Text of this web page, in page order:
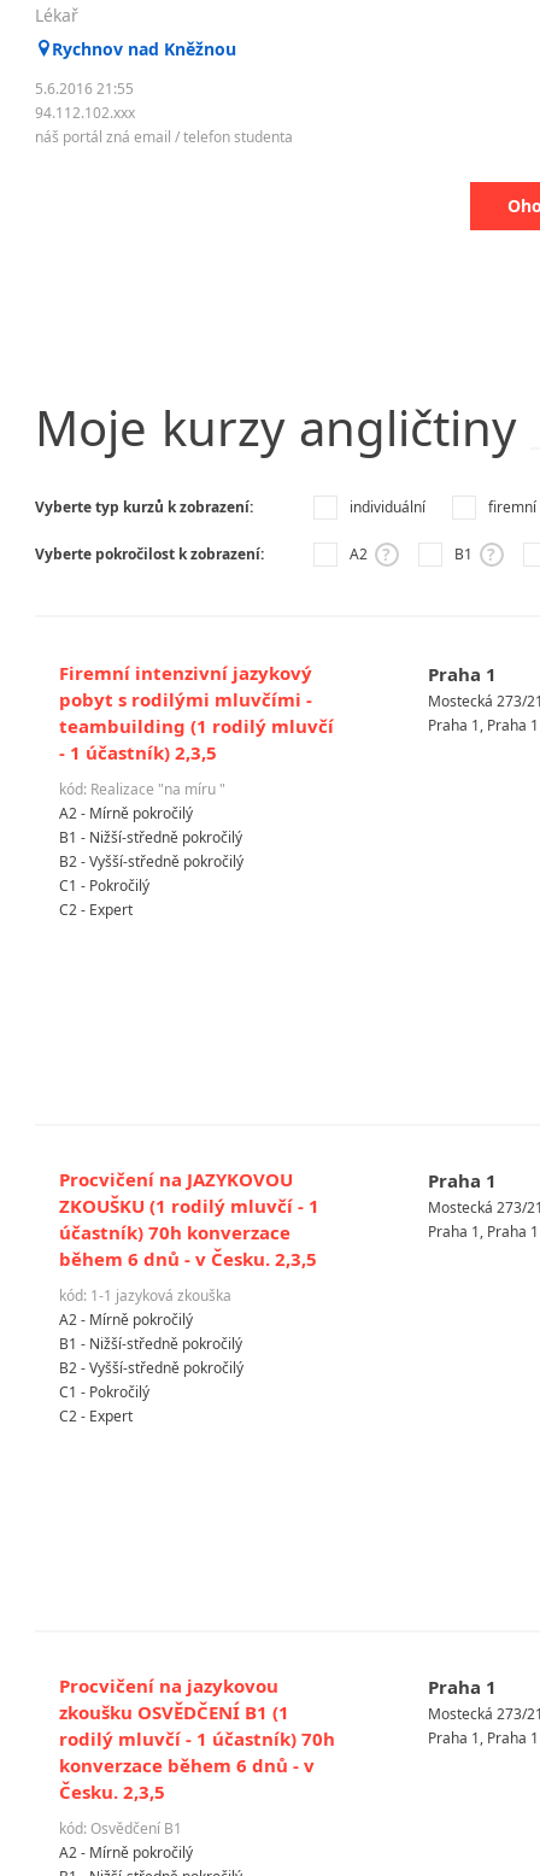
Lékař
Rychnov nad Kněžnou
5.6.2016 21:55
94.112.102.xxx
náš portál zná email / telefon studenta
Moje kurzy angličtiny
Vyberte typ kurzů k zobrazení: individuální firemní
Vyberte pokročilost k zobrazení: A2 ? B1 ?
Firemní intenzivní jazykový
pobyt s rodilými mluvčími -
teambuilding (1 rodilý mluvčí
- 1 účastník) 2,3,5
kód: Realizace "na míru "
A2 - Mírně pokročilý
B1 - Nižší-středně pokročilý
B2 - Vyšší-středně pokročilý
C1 - Pokročilý
C2 - Expert
Praha 1
Mostecká 273/
Praha 1, Praha 1
Procvičení na JAZYKOVOU
ZKOUŠKU (1 rodilý mluvčí - 1
účastník) 70h konverzace
během 6 dnů - v Česku. 2,3,5
kód: 1-1 jazyková zkouška
A2 - Mírně pokročilý
B1 - Nižší-středně pokročilý
B2 - Vyšší-středně pokročilý
C1 - Pokročilý
C2 - Expert
Praha 1
Mostecká 273/
Praha 1, Praha 1
Procvičení na jazykovou
zkoušku OSVĚDČENÍ B1 (1
rodilý mluvčí - 1 účastník) 70h
konverzace během 6 dnů - v
Česku. 2,3,5
kód: Osvědčení B1
A2 - Mírně pokročilý
Praha 1
Mostecká 273/
Praha 1, Praha 1